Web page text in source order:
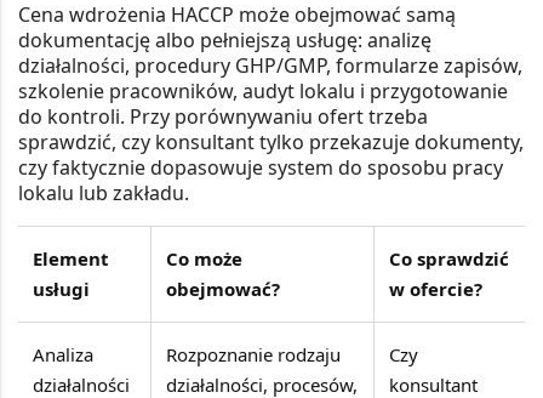
Cena wdrożenia HACCP może obejmować samą
dokumentację albo pełniejszą usługę: analizę
działalności, procedury GHP/GMP, formularze zapisów,
szkolenie pracowników, audyt lokalu i przygotowanie
do kontroli. Przy porównywaniu ofert trzeba
sprawdzić, czy konsultant tylko przekazuje dokumenty,
czy faktycznie dopasowuje system do sposobu pracy
lokalu lub zakładu.
Element
usługi
Co może
obejmować?
Co sprawdzić
w ofercie?
Analiza
działalności
Rozpoznanie rodzaju
działalności, procesów,
Czy
konsultant